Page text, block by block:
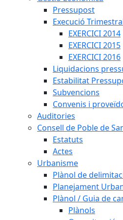
Pressupost
Execució
EXERCICI 2014
EXERCICI 2015
EXERCICI 2016
Liquidacions
Estabilitat
Subvencions
Convenis i
Auditories
Consell de Poble de
Estatuts
Actes
Urbanisme
Plànol de
Planejament
Plànol / Guia de
Plànols